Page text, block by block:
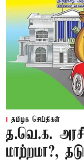
தமிழக செய்திகள்
த.வெ.க.
மாற்றமா?,